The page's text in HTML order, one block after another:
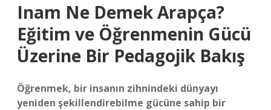
Inam Ne Demek Arapça?
Eğitim ve Öğrenmenin Gücü
Üzerine Bir Pedagojik Bakış
Öğrenmek, bir insanın zihnindeki dünyayı
yeniden şekillendirebilme gücüne sahip bir